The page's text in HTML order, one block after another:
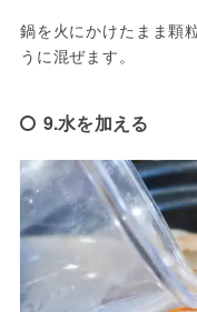
鍋を火にかけたまま顆
うに混ぜます。
9.水を加える